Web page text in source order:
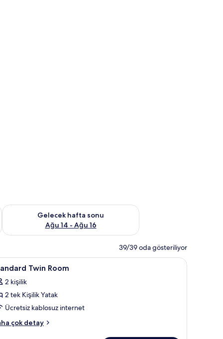
7 - Ağu 9
Gelecek hafta sonu
Ağu 14 - Ağu 16
Önümüzdeki hafta sonu için müsaitliği kontrol et Ağu 14 -
39/39 oda gösteriliyor
kablosuz İnternet Kuştüyü yorgan, güneşlik/perde, ücretsiz
1 Twin Room
2 kişilik
2 tek Kişilik Yatak
Ücretsiz kablosuz internet
çok detay